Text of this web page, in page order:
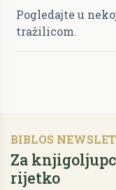
Pogledajte u
tražilicom.
BIBLOS
Za
rijetko